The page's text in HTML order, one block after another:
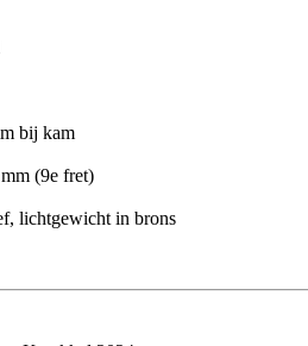
bij kam
(9e fret)
lichtgewicht in brons